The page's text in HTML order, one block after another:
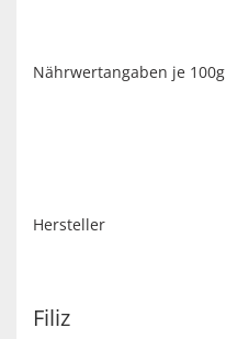
Nährwertangaben je 100g
Hersteller
Filiz